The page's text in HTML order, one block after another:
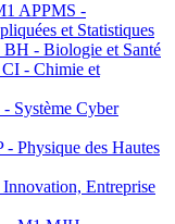
APPMS -
et Statistiques
- Biologie et Santé
- Chimie et
Système Cyber
Physique des Hautes
Entreprise